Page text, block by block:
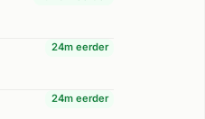
24m eerder
24m eerder